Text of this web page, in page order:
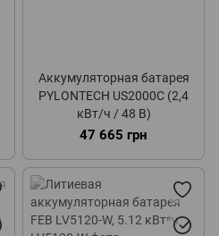
Аккумуляторная батарея
PYLONTECH US2000C (2,4
кВт/ч / 48 В)
47 665 грн